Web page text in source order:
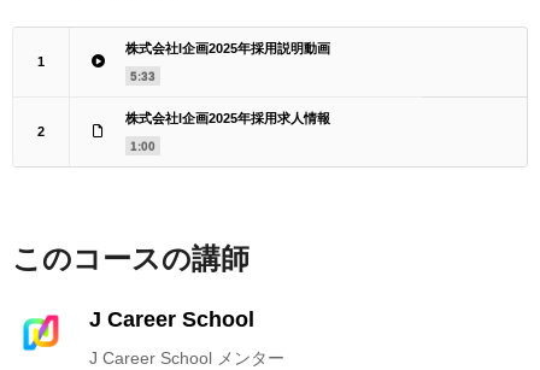
1
株式会社I企画2025年採用説明動画
5:33
2
株式会社I企画2025年採用求人情報
1:00
このコースの講師
J Career School
J Career School メンター